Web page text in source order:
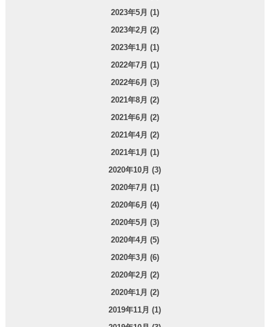
2023年5月 (1)
2023年2月 (2)
2023年1月 (1)
2022年7月 (1)
2022年6月 (3)
2021年8月 (2)
2021年6月 (2)
2021年4月 (2)
2021年1月 (1)
2020年10月 (3)
2020年7月 (1)
2020年6月 (4)
2020年5月 (3)
2020年4月 (5)
2020年3月 (6)
2020年2月 (2)
2020年1月 (2)
2019年11月 (1)